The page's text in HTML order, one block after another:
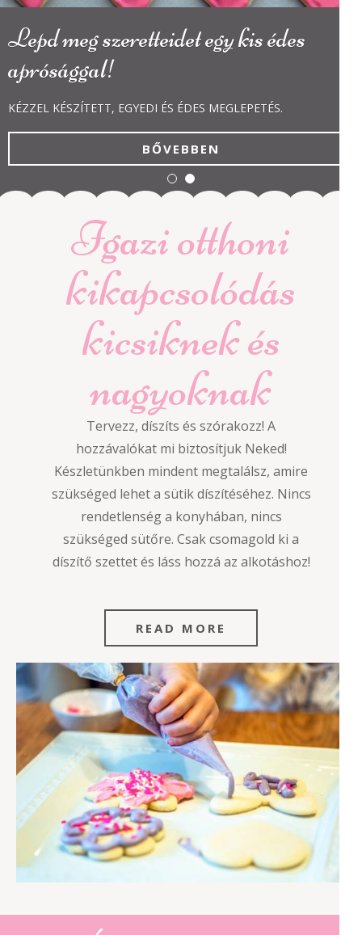
Lepd meg szeretteidet egy kis édes
aprósággal!
KÉZZEL KÉSZÍTETT, EGYEDI ÉS ÉDES MEGLEPETÉS.
BŐVEBBEN
Igazi otthoni
kikapcsolódás
kicsiknek és
nagyoknak
Tervezz, díszíts és szórakozz! A
hozzávalókat mi biztosítjuk Neked!
Készletünkben mindent megtalálsz, amire
szükséged lehet a sütik díszítéséhez. Nincs
rendetlenség a konyhában, nincs
szükséged sütőre. Csak csomagold ki a
díszítő szettet és láss hozzá az alkotáshoz!
READ MORE